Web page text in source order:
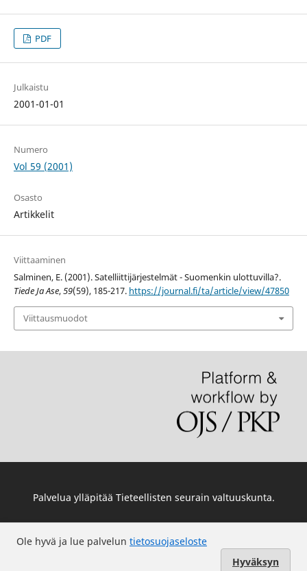
PDF
Julkaistu
2001-01-01
Numero
Vol 59 (2001)
Osasto
Artikkelit
Viittaaminen
Salminen, E. (2001). Satelliittijärjestelmät - Suomenkin ulottuvilla?.
Tiede Ja Ase,59(59), 185-217. https://journal.fi/ta/article/view/47850
Viittausmuodot
Ole hyvä ja lue palvelun tietosuojaseloste
Hyväksyn
Palvelua ylläpitää Tieteellisten seurain valtuuskunta.